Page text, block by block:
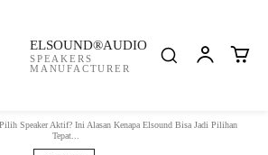
ELSOUND®AUDIO
SPEAKERS
MANUFACTURER
Speaker Aktif? Ini Alasan Kenapa Elsound Bisa Jadi Pilihan
Tepat...